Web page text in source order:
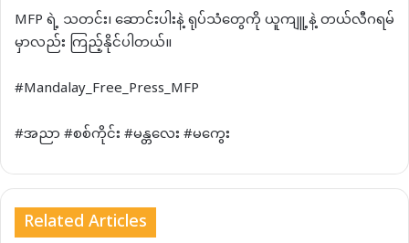
MFP ရဲ့ သတင်း၊ ဆောင်းပါးနဲ့ ရုပ်သံတွေကို ယူကျူ့နဲ့ တယ်လီဂရမ်
မှာလည်း ကြည့်နိုင်ပါတယ်။
#Mandalay_Free_Press_MFP
#အညာ #စစ်ကိုင်း #မန္တလေး #မကွေး
Related Articles